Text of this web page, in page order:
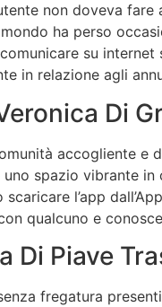
non doveva
ha perso
su
in relazione agli
Di
accogliente
spazio vibrante
l’app
qualcuno e
Di Piave
fregatura